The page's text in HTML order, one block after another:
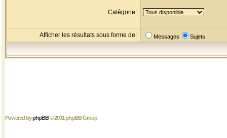
Catégorie:
Afficher les résultats sous forme de: Messages Sujets
Powered byphpBB© 2001 phpBB Group